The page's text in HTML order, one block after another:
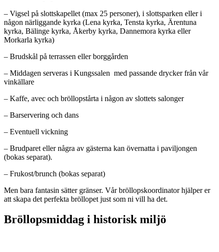
– Vigsel på slottskapellet (max 25 personer), i slottsparken eller i
någon närliggande kyrka (Lena kyrka, Tensta kyrka, Ärentuna
kyrka, Bälinge kyrka, Åkerby kyrka, Dannemora kyrka eller
Morkarla kyrka)
– Brudskål på terrassen eller borggården
– Middagen serveras i Kungssalen med passande drycker från vår
vinkällare
– Kaffe, avec och bröllopstårta i någon av slottets salonger
– Barservering och dans
– Eventuell vickning
– Brudparet eller några av gästerna kan övernatta i paviljongen
(bokas separat).
– Frukost/brunch (bokas separat)
Men bara fantasin sätter gränser. Vår bröllopskoordinator hjälper er
att skapa det perfekta bröllopet just som ni vill ha det.
Bröllopsmiddag i historisk miljö